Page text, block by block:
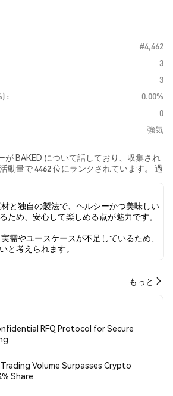
#4,462
3
3
:
0.00%
0
強気
が BAKED について話しており、収集され
動量で 4462 位にランクされています。 過
、BAKED に関するニュース記事が 0 件
では、0.00% のツイートが強気の感情を
が弱気の感情を示しました。 100.00% の
して中立的でした。 これらの感情分析は 1
います。
と独自の製法で、ヘルシーかつ美味しい
ため、安心して楽しめる点が魅力です。
需やユースケースが不足しているため、
と考えられます。
もっと
RFQ Protocol for Secure
Volume Surpasses Crypto
Share